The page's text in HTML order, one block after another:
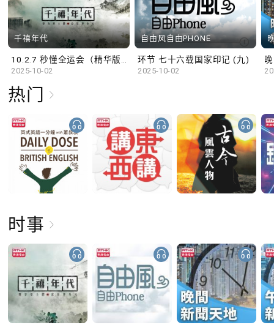
千禧年代
2025-10-02
自由风自由PHONE
环节 七十六载国家印记 (九)
2025-10-02
热门
时事